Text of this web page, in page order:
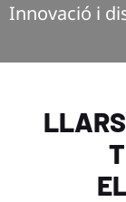
Innovació i